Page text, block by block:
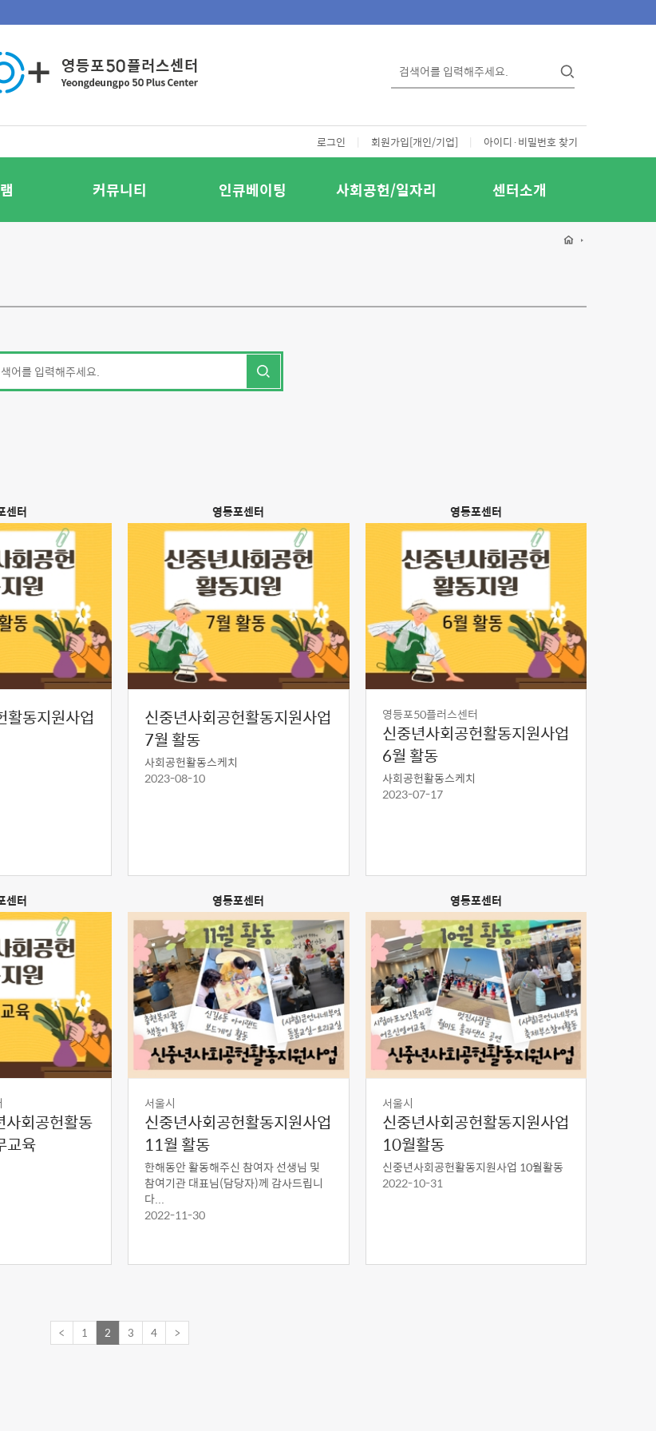
로그인 | 회원가입[개인/기업] | 아이디·비밀번호 찾기
커뮤니티 인큐베이팅 사회공헌/일자리 센터소개
센터
활동지원사업
영등포센터
신중년사회공헌활동지원사업
7월 활동
사회공헌활동스케치
2023-08-10
영등포센터
영등포50플러스센터
신중년사회공헌활동지원사업
6월 활동
사회공헌활동스케치
2023-07-17
센터
회공헌활동
교육
영등포센터
서울시
신중년사회공헌활동지원사업
11월 활동
한해동안 활동해주신 참여자 선생님 및
참여기관 대표님(담당자)께 감사드립니
다...
2022-11-30
영등포센터
서울시
신중년사회공헌활동지원사업
10월활동
신중년사회공헌활동지원사업 10월활동
2022-10-31
< 1 2 3 4 >